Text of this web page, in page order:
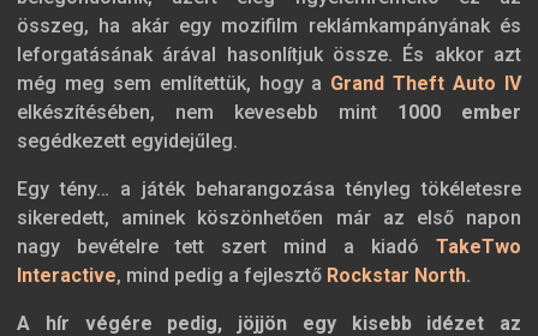
összeg, ha akár egy mozifilm reklámkampányának és
leforgatásának árával hasonlítjuk össze. És akkor azt
még meg sem említettük, hogy a Grand Theft Auto IV
elkészítésében, nem kevesebb mint 1000 ember
segédkezett egyidejűleg.
Egy tény… a játék beharangozása tényleg tökéletesre
sikeredett, aminek köszönhetően már az első napon
nagy bevételre tett szert mind a kiadó TakeTwo
Interactive, mind pedig a fejlesztő Rockstar North.
A hír végére pedig, jöjjön egy kisebb idézet az